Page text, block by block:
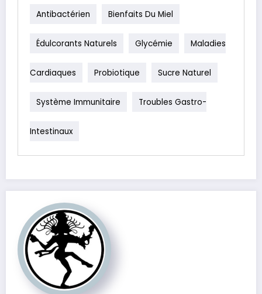
Antibactérien Bienfaits Du Miel
Édulcorants Naturels Glycémie Maladies
Cardiaques Probiotique Sucre Naturel
Système Immunitaire Troubles Gastro-
Intestinaux